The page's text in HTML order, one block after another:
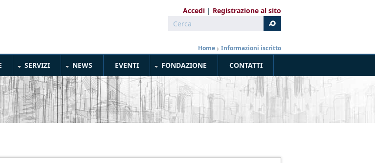
Accedi Registrazione al sito
Form di ricerca
Cerca
Home » Informazioni iscritto
SERVIZI NEWS EVENTI FONDAZIONE CONTATTI